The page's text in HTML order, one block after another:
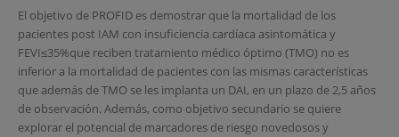
El objetivo de PROFID es demostrar que la mortalidad de los
pacientes post IAM con insuficiencia cardíaca asintomática y
FEVI≤35%que reciben tratamiento médico óptimo (TMO) no es
inferior a la mortalidad de pacientes con las mismas características
que además de TMO se les implanta un DAI, en un plazo de 2,5 años
de observación. Además, como objetivo secundario se quiere
explorar el potencial de marcadores de riesgo novedosos y